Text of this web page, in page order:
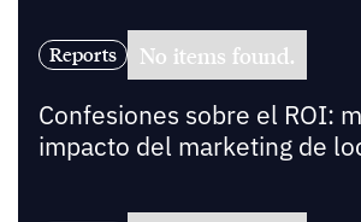
Reports No items found.
Confesiones sobre el ROI:
impacto del marketing de